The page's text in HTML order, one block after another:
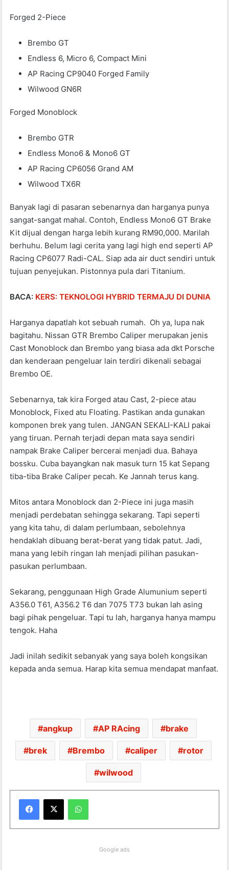
Forged 2-Piece
Brembo GT
Endless 6, Micro 6, Compact Mini
AP Racing CP9040 Forged Family
Wilwood GN6R
Forged Monoblock
Brembo GTR
Endless Mono6 & Mono6 GT
AP Racing CP6056 Grand AM
Wilwood TX6R
Banyak lagi di pasaran sebenarnya dan harganya punya
sangat-sangat mahal. Contoh, Endless Mono6 GT Brake
Kit dijual dengan harga lebih kurang RM90,000. Marilah
berhuhu. Belum lagi cerita yang lagi high end seperti AP
Racing CP6077 Radi-CAL. Siap ada air duct sendiri untuk
tujuan penyejukan. Pistonnya pula dari Titanium.
BACA: KERS: TEKNOLOGI HYBRID TERMAJU DI DUNIA
Harganya dapatlah kot sebuah rumah. Oh ya, lupa nak
bagitahu. Nissan GTR Brembo Caliper merupakan jenis
Cast Monoblock dan Brembo yang biasa ada dkt Porsche
dan kenderaan pengeluar lain terdiri dikenali sebagai
Brembo OE.
Sebenarnya, tak kira Forged atau Cast, 2-piece atau
Monoblock, Fixed atu Floating. Pastikan anda gunakan
komponen brek yang tulen. JANGAN SEKALI-KALI pakai
yang tiruan. Pernah terjadi depan mata saya sendiri
nampak Brake Caliper bercerai menjadi dua. Bahaya
bossku. Cuba bayangkan nak masuk turn 15 kat Sepang
tiba-tiba Brake Caliper pecah. Ke Jannah terus kang.
Mitos antara Monoblock dan 2-Piece ini juga masih
menjadi perdebatan sehingga sekarang. Tapi seperti
yang kita tahu, di dalam perlumbaan, sebolehnya
hendaklah dibuang berat-berat yang tidak patut. Jadi,
mana yang lebih ringan lah menjadi pilihan pasukan-
pasukan perlumbaan.
Sekarang, penggunaan High Grade Alumunium seperti
A356.0 T61, A356.2 T6 dan 7075 T73 bukan lah asing
bagi pihak pengeluar. Tapi tu lah, harganya hanya mampu
tengok. Haha
Jadi inilah sedikit sebanyak yang saya boleh kongsikan
kepada anda semua. Harap kita semua mendapat manfaat.
angkup AP RAcing brake
brek Brembo caliper rotor
wilwood
Google ads